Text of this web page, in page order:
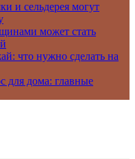
и сельдерея могут
может стать
что нужно сделать на
для дома: главные